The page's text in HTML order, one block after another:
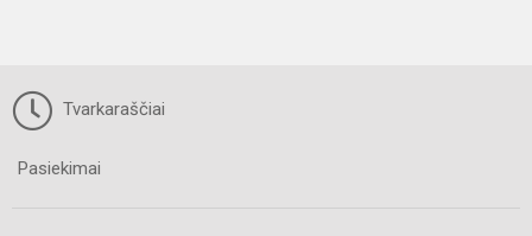
Tvarkaraščiai
Pasiekimai